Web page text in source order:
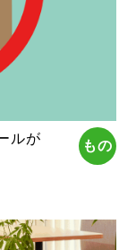
ルが
もの